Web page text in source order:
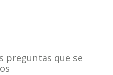
preguntas que se